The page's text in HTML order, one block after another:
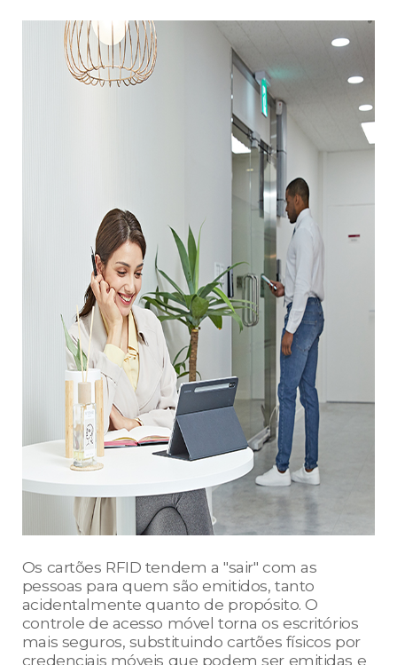
Os cartões RFID tendem a "sair" com as
pessoas para quem são emitidos, tanto
acidentalmente quanto de propósito. O
controle de acesso móvel torna os escritórios
mais seguros, substituindo cartões físicos por
credenciais móveis que podem ser emitidas e